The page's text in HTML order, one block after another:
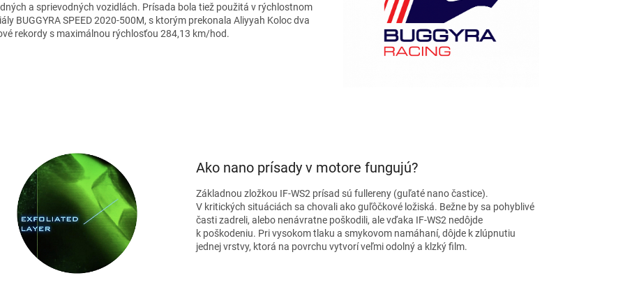
a sprievodných vozidlách. Prísada bola tiež použitá v rýchlostnom
BUGGYRA SPEED 2020-500M, s ktorým prekonala Aliyyah Koloc dva
rekordy s maximálnou rýchlosťou 284,13 km/hod.
Ako nano prísady v motore fungujú?
Základnou zložkou IF-WS2 prísad sú fullereny (guľaté nano častice).
V kritických situáciách sa chovali ako guľôčkové ložiská. Bežne by sa pohyblivé
časti zadreli, alebo nenávratne poškodili, ale vďaka IF-WS2 nedôjde
k poškodeniu. Pri vysokom tlaku a smykovom namáhaní, dôjde k zlúpnutiu
jednej vrstvy, ktorá na povrchu vytvorí veľmi odolný a klzký film.